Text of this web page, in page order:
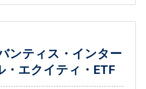
ンティス・インター
・エクイティ・ETF